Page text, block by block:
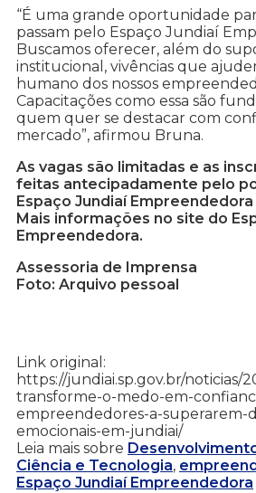
“É uma grande oportunidade
passam pelo Espaço Jundiaí
Buscamos oferecer, além do
institucional, vivências que
humano dos nossos
Capacitações como essa são
quem quer se destacar com
mercado”, afirmou Bruna.
As vagas são limitadas e as
feitas antecipadamente pelo
Espaço Jundiaí Empreendedora
Mais informações no site do
Empreendedora.
Assessoria de Imprensa
Foto: Arquivo pessoal
Link original:
https://jundiai.sp.gov.br/noticias/
transforme-o-medo-em-
empreendedores-a-superarem-
emocionais-em-jundiai/
Leia mais sobre
Ciência e Tecnologia,
Espaço Jundiaí Empreendedora